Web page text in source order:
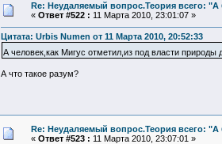
Re: Неудаляемый вопрос.Теория всего:
« Ответ #522 : 11 Марта 2010, 23:01:07 »
Цитата: Urbis Numen от 11 Марта 2010, 20:52:33
А человек,как Мигус отметил,из под власти природы
А что такое разум?
Re: Неудаляемый вопрос.Теория всего:
« Ответ #523 : 11 Марта 2010, 23:07:01 »